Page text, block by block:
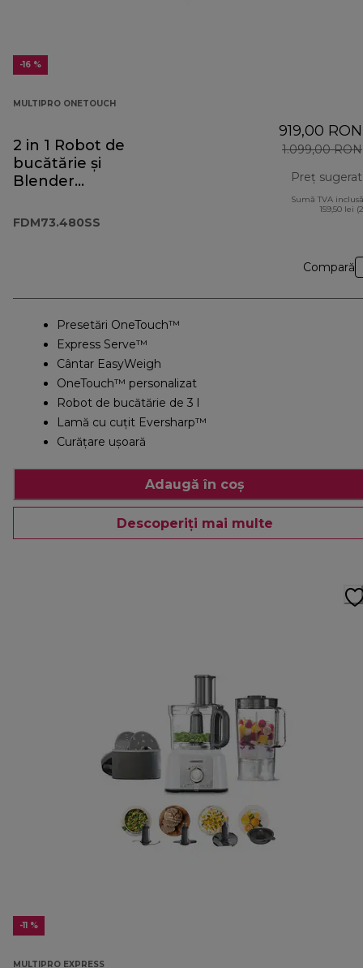
-16 %
MULTIPRO ONETOUCH
2 in 1 Robot de
bucătărie și
Blender
FDM73.480SS
919,00 RON
1.099,00 RON
Preț sugerat
Sumă TVA
159,50 lei
Compară
Presetări OneTouch™
Express Serve™
Cântar EasyWeigh
OneTouch™ personalizat
Robot de bucătărie de 3 l
Lamă cu cuțit Eversharp™
Curățare ușoară
Adaugă în coș
Descoperiți mai multe
-11 %
MULTIPRO EXPRESS